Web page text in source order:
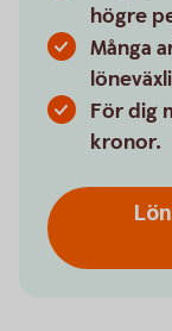
högre
Många
För dig
kronor.